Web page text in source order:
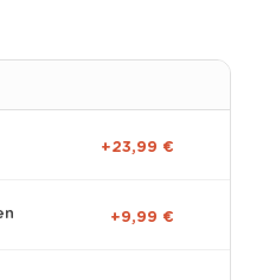
+23,99 €
+9,99 €